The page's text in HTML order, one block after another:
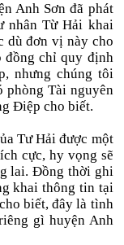
Anh Sơn đã phát
nhân Từ Hải khai
dù đơn vị này cho
đồng chỉ quy định
nhưng chúng tôi
phòng Tài nguyên
Điệp cho biết.
Tư Hải được một
cực, hy vọng sẽ
lai. Đồng thời ghi
khai thông tin tại
biết, đây là tình
gì huyện Anh